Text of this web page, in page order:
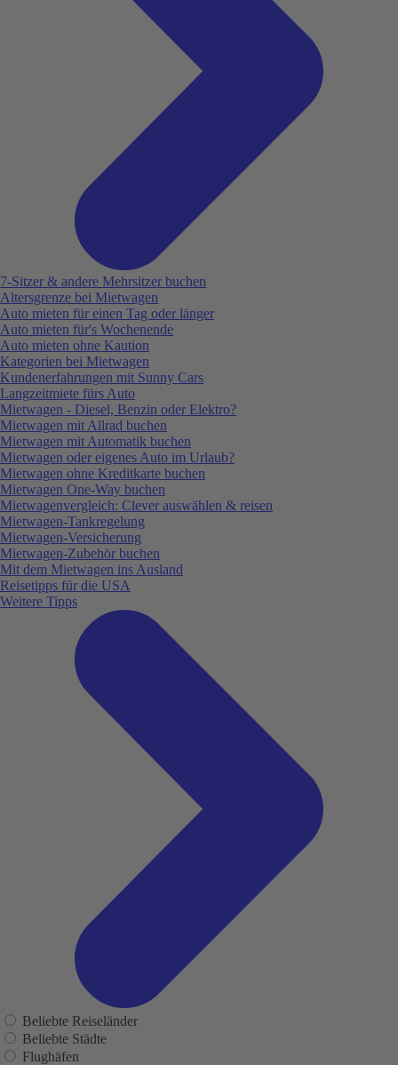
7-Sitzer & andere Mehrsitzer buchen
Altersgrenze bei Mietwagen
Auto mieten für einen Tag oder länger
Auto mieten für's Wochenende
Auto mieten ohne Kaution
Kategorien bei Mietwagen
Kundenerfahrungen mit Sunny Cars
Langzeitmiete fürs Auto
Mietwagen - Diesel, Benzin oder Elektro?
Mietwagen mit Allrad buchen
Mietwagen mit Automatik buchen
Mietwagen oder eigenes Auto im Urlaub?
Mietwagen ohne Kreditkarte buchen
Mietwagen One-Way buchen
Mietwagenvergleich: Clever auswählen & reisen
Mietwagen-Tankregelung
Mietwagen-Versicherung
Mietwagen-Zubehör buchen
Mit dem Mietwagen ins Ausland
Reisetipps für die USA
Weitere Tipps
Beliebte Reiseländer
Beliebte Städte
Flughäfen